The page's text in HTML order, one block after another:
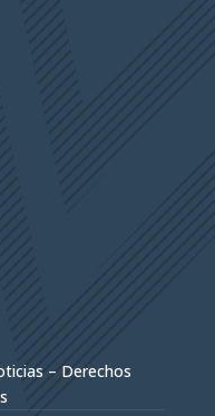
– Derechos